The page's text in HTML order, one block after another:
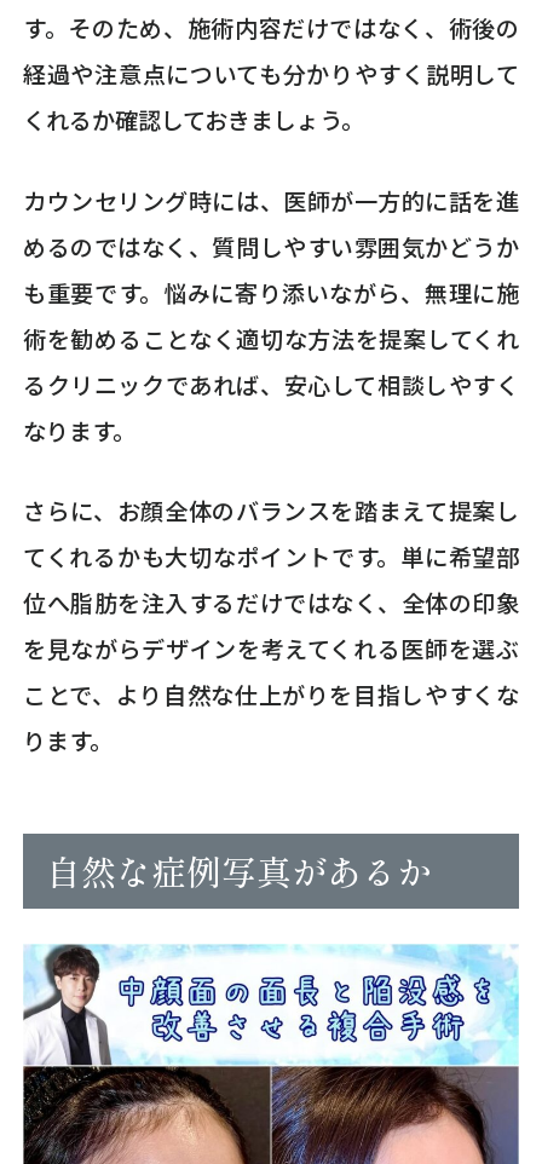
す。そのため、施術内容だけではなく、術後の
経過や注意点についても分かりやすく説明して
くれるか確認しておきましょう。
カウンセリング時には、医師が一方的に話を進
めるのではなく、質問しやすい雰囲気かどうか
も重要です。悩みに寄り添いながら、無理に施
術を勧めることなく適切な方法を提案してくれ
るクリニックであれば、安心して相談しやすく
なります。
さらに、お顔全体のバランスを踏まえて提案し
てくれるかも大切なポイントです。単に希望部
位へ脂肪を注入するだけではなく、全体の印象
を見ながらデザインを考えてくれる医師を選ぶ
ことで、より自然な仕上がりを目指しやすくな
ります。
自然な症例写真があるか